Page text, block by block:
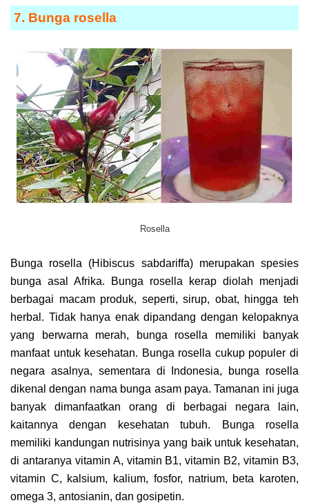
7. Bunga rosella
Rosella
Bunga rosella (Hibiscus sabdariffa) merupakan spesies
bunga asal Afrika. Bunga rosella kerap diolah menjadi
berbagai macam produk, seperti, sirup, obat, hingga teh
herbal. Tidak hanya enak dipandang dengan kelopaknya
yang berwarna merah, bunga rosella memiliki banyak
manfaat untuk kesehatan. Bunga rosella cukup populer di
negara asalnya, sementara di Indonesia, bunga rosella
dikenal dengan nama bunga asam paya. Tamanan ini juga
banyak dimanfaatkan orang di berbagai negara lain,
kaitannya dengan kesehatan tubuh. Bunga rosella
memiliki kandungan nutrisinya yang baik untuk kesehatan,
di antaranya vitamin A, vitamin B1, vitamin B2, vitamin B3,
vitamin C, kalsium, kalium, fosfor, natrium, beta karoten,
omega 3, antosianin, dan gosipetin.